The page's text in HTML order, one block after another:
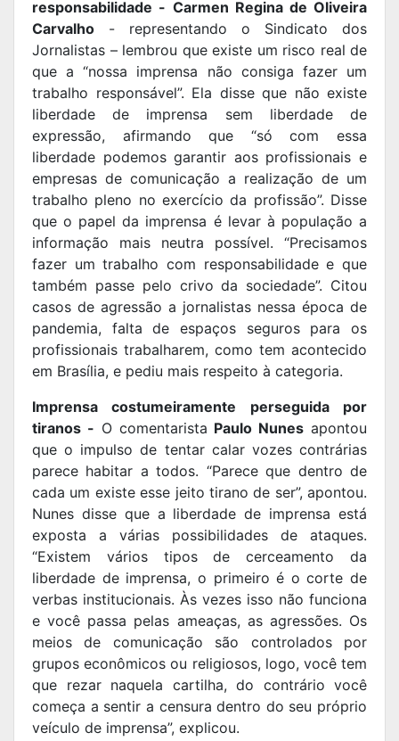
responsabilidade - Carmen Regina de Oliveira
Carvalho - representando o Sindicato dos
Jornalistas – lembrou que existe um risco real de
que a “nossa imprensa não consiga fazer um
trabalho responsável”. Ela disse que não existe
liberdade de imprensa sem liberdade de
expressão, afirmando que “só com essa
liberdade podemos garantir aos profissionais e
empresas de comunicação a realização de um
trabalho pleno no exercício da profissão”. Disse
que o papel da imprensa é levar à população a
informação mais neutra possível. “Precisamos
fazer um trabalho com responsabilidade e que
também passe pelo crivo da sociedade”. Citou
casos de agressão a jornalistas nessa época de
pandemia, falta de espaços seguros para os
profissionais trabalharem, como tem acontecido
em Brasília, e pediu mais respeito à categoria.
Imprensa costumeiramente perseguida por
tiranos - O comentarista Paulo Nunes apontou
que o impulso de tentar calar vozes contrárias
parece habitar a todos. “Parece que dentro de
cada um existe esse jeito tirano de ser”, apontou.
Nunes disse que a liberdade de imprensa está
exposta a várias possibilidades de ataques.
“Existem vários tipos de cerceamento da
liberdade de imprensa, o primeiro é o corte de
verbas institucionais. Às vezes isso não funciona
e você passa pelas ameaças, as agressões. Os
meios de comunicação são controlados por
grupos econômicos ou religiosos, logo, você tem
que rezar naquela cartilha, do contrário você
começa a sentir a censura dentro do seu próprio
veículo de imprensa”, explicou.